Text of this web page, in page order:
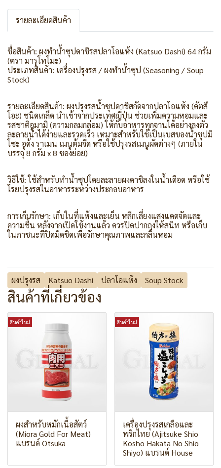
รายละเอียดสินค้า
ชื่อสินค้า: ผงทำน้ำซุปดาชิรสปลาโอแห้ง (Katsuo Dashi) 64 กรัม
(ตรา มารุโทโมะ)
ประเภทสินค้า: เครื่องปรุงรส / ผงทำน้ำซุป (Seasoning / Soup
Stock)
รายละเอียดสินค้า: ผงปรุงรสน้ำซุปดาชิสกัดจากปลาโอแห้ง (คัตสึ
โอะ) ชนิดเกล็ด นำเข้าจากประเทศญี่ปุ่น ช่วยเพิ่มความหอมและ
รสชาติอูมามิ (ความกลมกล่อม) ให้กับอาหารทุกจานได้อย่างลงตัว
ละลายน้ำได้ง่ายและรวดเร็ว เหมาะสำหรับใช้เป็นเบสของน้ำซุปมิ
โซะ อูด้ง ราเมน เมนูต้มจืด หรือใช้ปรุงรสเมนูผัดต่างๆ (ภายใน
บรรจุ 8 กรัม x 8 ซองย่อย)
วิธีใช้: ใช้สำหรับทำน้ำซุปโดยละลายผงดาชิลงในน้ำเดือด หรือใช้
โรยปรุงรสในอาหารระหว่างประกอบอาหาร
การเก็บรักษา: เก็บในที่แห้งและเย็น หลีกเลี่ยงแสงแดดจัดและ
ความชื้น หลังจากเปิดใช้งานแล้ว ควรปิดปากถุงให้สนิท หรือเก็บ
ในภาชนะที่ปิดมิดชิดเพื่อรักษาคุณภาพและกลิ่นหอม
ผงปรุงรส Katsuo Dashi ปลาโอแห้ง Soup Stock
สินค้าที่เกี่ยวข้อง
สินค้าใหม่
ผงสำหรับหมักเนื้อสัตว์
(Miora Gold For Meat)
แบรนด์ Otsuka
สินค้าใหม่
เครื่องปรุงรสเกลือและ
พริกไทย (Ajitsuke Shio
Kosho Hakata No Shio
Shiyo) แบรนด์ House